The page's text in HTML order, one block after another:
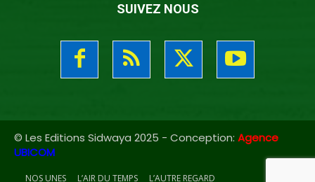
SUIVEZ NOUS
© Les Editions Sidwaya 2025 - Conception: Agence
UBICOM
NOS UNES L’AIR DU TEMPS L’AUTRE REGARD